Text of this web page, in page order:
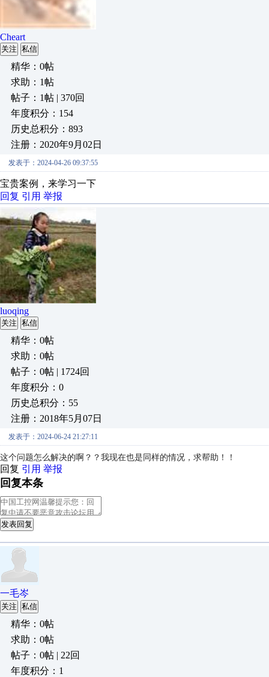
Cheart
关注 私信
精华：0帖
求助：1帖
帖子：1帖 | 370回
年度积分：154
历史总积分：893
注册：2020年9月02日
发表于：2024-04-26 09:37:55
宝贵案例，来学习一下
回复 引用 举报
luoqing
关注 私信
精华：0帖
求助：0帖
帖子：0帖 | 1724回
年度积分：0
历史总积分：55
注册：2018年5月07日
发表于：2024-06-24 21:27:11
这个问题怎么解决的啊？？我现在也是同样的情况，求帮助！！
回复 引用 举报
回复本条
发表回复
一毛岑
关注 私信
精华：0帖
求助：0帖
帖子：0帖 | 22回
年度积分：1